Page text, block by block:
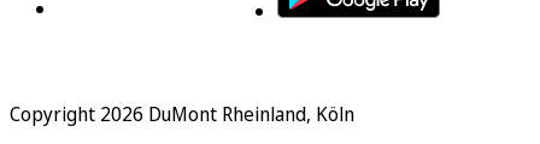
Copyright 2026 DuMont Rheinland, Köln